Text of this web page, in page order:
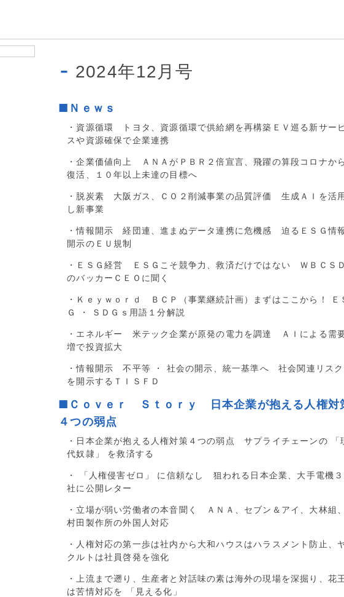
2024年12月号
■Ｎｅｗｓ
・資源循環 トヨタ、資源循環で供給網を再構築ＥＶ巡る新サー
スや資源確保で企業連携
・企業価値向上 ＡＮＡがＰＢＲ２倍宣言、飛躍の算段コロナから
復活、１０年以上未達の目標へ
・脱炭素 大阪ガス、ＣＯ２削減事業の品質評価 生成ＡＩを活
し新事業
・情報開示 経団連、進まぬデータ連携に危機感 迫るＥＳＧ情
開示のＥＵ規制
・ＥＳＧ経営 ＥＳＧこそ競争力、救済だけではない ＷＢＣＳＤ
のバッカーＣＥＯに聞く
・Ｋｅｙｗｏｒｄ ＢＣＰ（事業継続計画）まずはここから！ Ｅ
Ｇ ・ ＳＤＧｓ用語１分解説
・エネルギー 米テック企業が原発の電力を調達 ＡＩによる需
増で投資拡大
・情報開示 不平等 ・ 社会の開示、統一基準へ 社会関連リスク
を開示するＴＩＳＦＤ
■Ｃｏｖｅｒ Ｓｔｏｒｙ 日本企業が抱える人権対
４つの弱点
・日本企業が抱える人権対策４つの弱点 サプライチェーンの 「
代奴隷」 を救済する
・ 「人権侵害ゼロ」 に信頼なし 狙われる日本企業、大手電機３
社に公開レター
・立場が弱い労働者の本音聞く ＡＮＡ、セブン＆アイ、大林組、
村田製作所の外国人対応
・人権対応の第一歩は社内から大和ハウスはハラスメント防止、
クルトは社員啓発を強化
・上流まで遡り、生産者と対話味の素は海外の現場を深掘り、花
は苦情対応を 「見える化」